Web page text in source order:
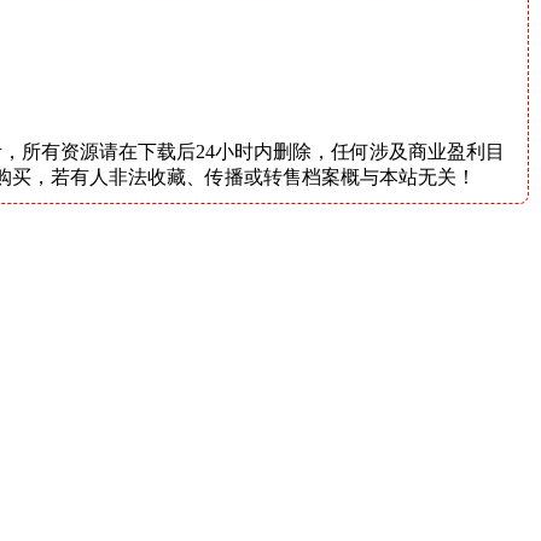
所有资源请在下载后24小时内删除，任何涉及商业盈利目
，若有人非法收藏、传播或转售档案概与本站无关！